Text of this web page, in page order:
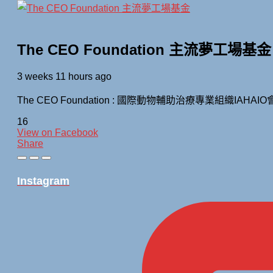
The CEO Foundation 主流夢工場基金
3 weeks 11 hours ago
The CEO Foundation : 國際動物輔助治療專業組織IAHAIO
16
View on Facebook
Share
Instagram